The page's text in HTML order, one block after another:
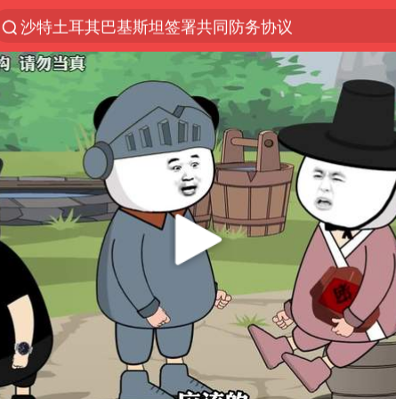
沙特土耳其巴基斯坦签署共同防务协议
“电影+”如何激发千亿级消费新活力？
台风白海豚实时路径
泉州市委书记张毅恭被查
全球首个长时储能一体化产业园量产
四川宜宾市高县4.9级地震致1人死亡
胜宏科技：股票交易异常波动
名创优品回应女子吐槽内裤质量差
中巨芯：上半年归母净利润1405.77万元
中国女篮70-67险胜尼日利亚女篮
U17国足点球大战淘汰河床晋级决赛